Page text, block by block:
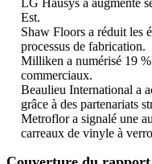
LG Hausys a augmenté
Est.
Shaw Floors a réduit les
processus de fabrication.
Milliken a numérisé 19 %
commerciaux.
Beaulieu International a
grâce à des partenariats
Metroflor a signalé une
carreaux de vinyle à